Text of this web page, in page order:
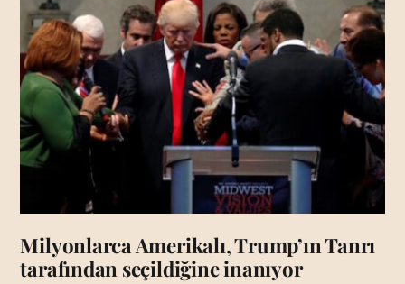
Milyonlarca Amerikalı, Trump’ın Tanrı
tarafından seçildiğine inanıyor